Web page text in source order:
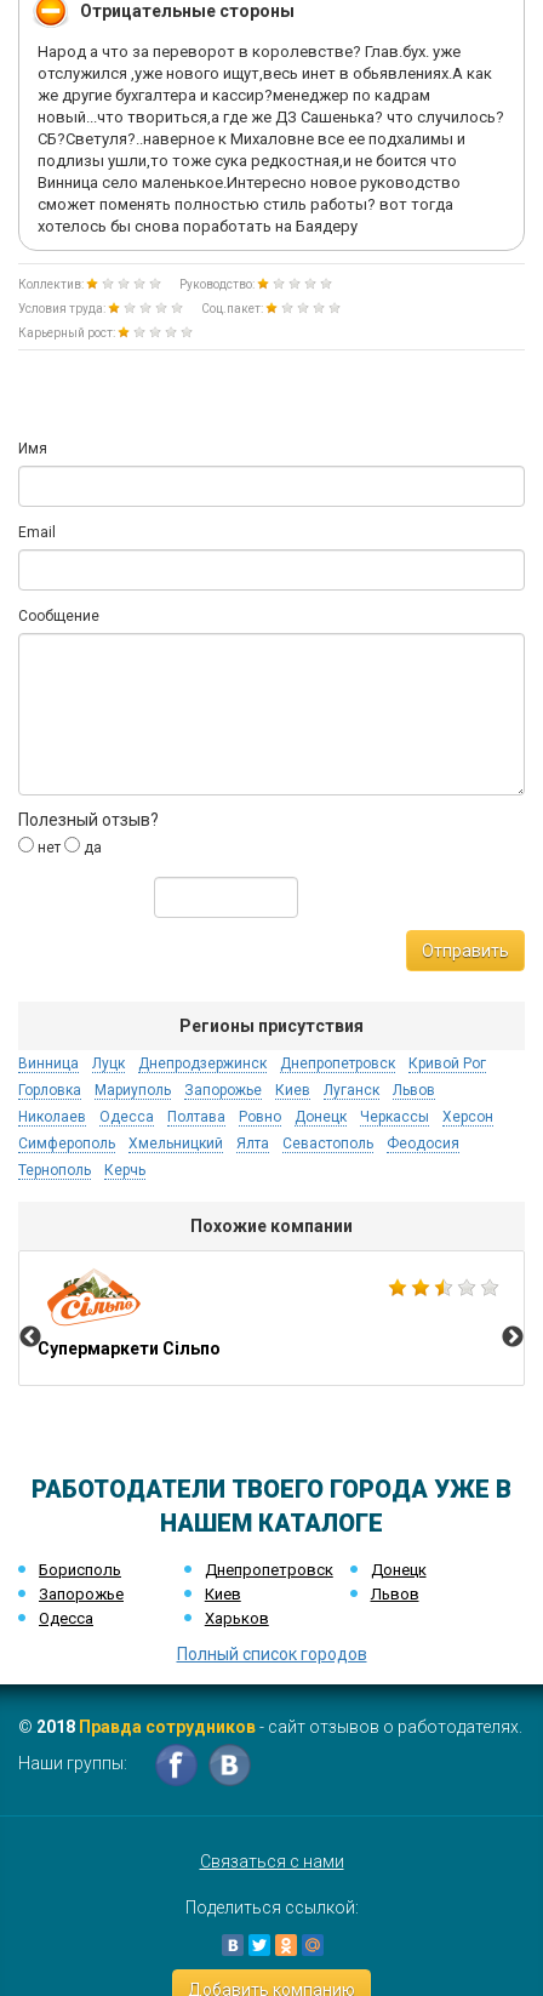
Отрицательные стороны
Народ а что за переворот в королевстве? Глав.бух. уже
отслужился ,уже нового ищут,весь инет в обьявлениях.А как
же другие бухгалтера и кассир?менеджер по кадрам
новый...что твориться,а где же ДЗ Сашенька? что случилось?
СБ?Светуля?..наверное к Михаловне все ее подхалимы и
подлизы ушли,то тоже сука редкостная,и не боится что
Винница село маленькое.Интересно новое руководство
сможет поменять полностью стиль работы? вот тогда
хотелось бы снова поработать на Баядеру
Коллектив:
Руководство:
Условия труда:
Соц.пакет:
Карьерный рост:
Имя
Email
Сообщение
Полезный отзыв?
нет да
Отправить
Регионы присутствия
Винница Луцк Днепродзержинск Днепропетровск
Кривой Рог
Горловка
Мариуполь Запорожье Киев Луганск
Львов
Николаев
Одесса Полтава Ровно Донецк Черкассы
Херсон
Симферополь
Хмельницкий Ялта Севастополь
Феодосия
Тернополь
Керчь
Похожие компании
Супермаркети Сільпо
РАБОТОДАТЕЛИ ТВОЕГО ГОРОДА УЖЕ В
НАШЕМ КАТАЛОГЕ
Борисполь Днепропетровск
Донецк
Запорожье
Киев
Львов
Одесса
Харьков
Полный список городов
© 2018 Правда сотрудников- сайт отзывов о работодателях.
Наши группы:
Связаться с нами
Поделиться ссылкой:
Добавить компанию